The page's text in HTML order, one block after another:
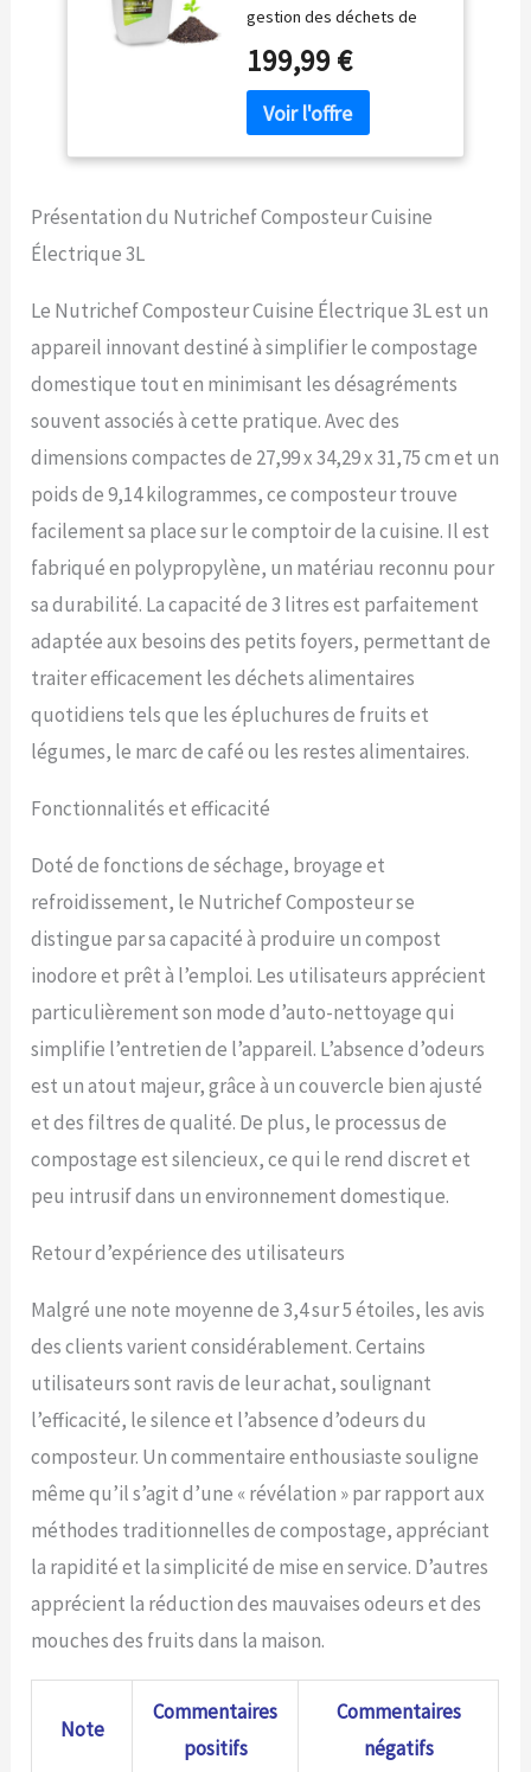
de Comptoir -
Fonctions de
Séchage, Broyage et
Refroidissement -
sans Odeur, Blanc
gestion des déchets de
bac a composte cuisine,
dotée de fonctions
avancées de Séchage,
Broyage et
Refroidissement. Ce
conversion des déchets de
RÉDUCTEUR D'ODEURS :
Profitez de notre
fonctionnement sans
tracas et pratique grâce au
système de filtration
avancé réduisant les
odeurs. Bénéficiez d'un
environnement de cuisine
utilisation, rendant
l'élimination des déchets
et plaisante. DESIGN
CONVIVIAL : Simplifiez
votre routine de gestion
des déchets avec notre
Design Compact et Idéal.
Parfaite pour les petites
cuisines ou les
compost offre une facilité
mécanismes de sécurité.
conscient avec notre
Composteur de cuisine
Alimentaires, fabriqué en
plastique PP et ABS de
haute qualité. Cette
solution durable garantit
une option lavable au lave-
vaisselle, en faisant un
ajout responsable à votre
cuisine. SOLUTION
POLYVALENTE POUR LES
DÉCHETS DE CUISINE :
déchets, des fruits aux
fonctionnement silencieux
et une gamme de
réglages, la gestion des
déchets est pratique et
durable. Optez pour notre
alimentaires efficace et
conviviale.
199,99 €
Présentation du Nutrichef Composteur Cuisine
Électrique 3L
Le Nutrichef Composteur Cuisine Électrique 3L est un
appareil innovant destiné à simplifier le compostage
domestique tout en minimisant les désagréments
souvent associés à cette pratique. Avec des
dimensions compactes de 27,99 x 34,29 x 31,75 cm et un
poids de 9,14 kilogrammes, ce composteur trouve
facilement sa place sur le comptoir de la cuisine. Il est
fabriqué en polypropylène, un matériau reconnu pour
sa durabilité. La capacité de 3 litres est parfaitement
adaptée aux besoins des petits foyers, permettant de
traiter efficacement les déchets alimentaires
quotidiens tels que les épluchures de fruits et
légumes, le marc de café ou les restes alimentaires.
Fonctionnalités et efficacité
Doté de fonctions de séchage, broyage et
refroidissement, le Nutrichef Composteur se
distingue par sa capacité à produire un compost
inodore et prêt à l’emploi. Les utilisateurs apprécient
particulièrement son mode d’auto-nettoyage qui
simplifie l’entretien de l’appareil. L’absence d’odeurs
est un atout majeur, grâce à un couvercle bien ajusté
et des filtres de qualité. De plus, le processus de
compostage est silencieux, ce qui le rend discret et
peu intrusif dans un environnement domestique.
Retour d’expérience des utilisateurs
Malgré une note moyenne de 3,4 sur 5 étoiles, les avis
des clients varient considérablement. Certains
utilisateurs sont ravis de leur achat, soulignant
l’efficacité, le silence et l’absence d’odeurs du
composteur. Un commentaire enthousiaste souligne
même qu’il s’agit d’une « révélation » par rapport aux
méthodes traditionnelles de compostage, appréciant
la rapidité et la simplicité de mise en service. D’autres
apprécient la réduction des mauvaises odeurs et des
mouches des fruits dans la maison.
Note
Commentaires
positifs
Commentaires
négatifs